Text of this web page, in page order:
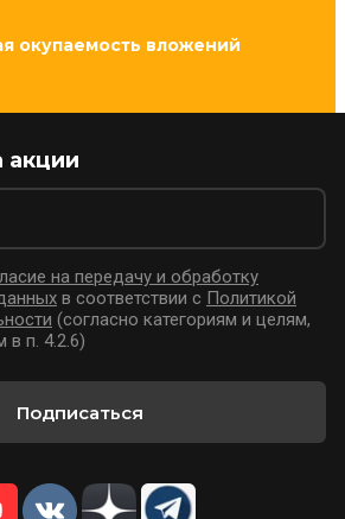
окупаемость вложений
акции
на передачу и обработку
в соответствии с Политикой
(согласно категориям и целям,
п. 4.2.6)
Подписаться